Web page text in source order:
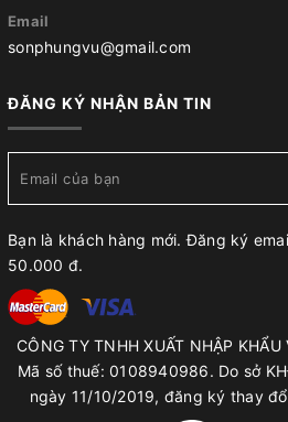
Email
sonphungvu@gmail.com
ĐĂNG KÝ NHẬN BẢN TIN
Bạn là khách hàng mới. Đăng ký
50.000 đ.
CÔNG TY TNHH XUẤT NHẬP
Mã số thuế: 0108940986. Do sở
ngày 11/10/2019, đăng ký thay